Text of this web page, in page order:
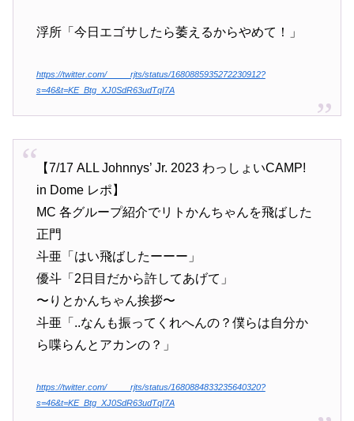
浮所「今日エゴサしたら萎えるからやめて！」
https://twitter.com/_____rjts/status/1680885935272230912?
s=46&t=KE_Btg_XJ0SdR63udTqI7A
【7/17 ALL Johnnys’ Jr. 2023 わっしょいCAMP!
in Dome レポ】
MC 各グループ紹介でリトかんちゃんを飛ばした
正門
斗亜「はい飛ばしたーーー」
優斗「2日目だから許してあげて」
〜りとかんちゃん挨拶〜
斗亜「..なんも振ってくれへんの？僕らは自分か
ら喋らんとアカンの？」
https://twitter.com/_____rjts/status/1680884833235640320?
s=46&t=KE_Btg_XJ0SdR63udTqI7A